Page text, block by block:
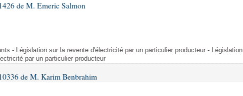
de M. Emeric Salmon
- Législation sur la revente d'électricité par un particulier producteur - Législation
par un particulier producteur
de M. Karim Benbrahim